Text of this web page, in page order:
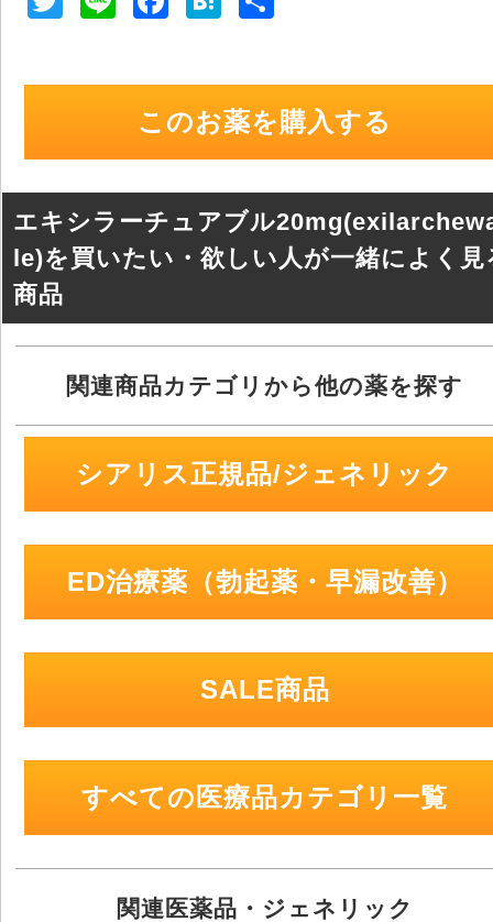
e
b
o
k
n
a
このお薬を購入する
エキシラーチュアブル
le)を買いたい・欲しい人が一緒によく見
商品
関連商品カテゴリから他の薬を探す
シアリス正規品/ジェネリック
ED治療薬（勃起薬・早漏改善）
SALE商品
すべての医療品カテゴリ一覧
関連医薬品・ジェネリック